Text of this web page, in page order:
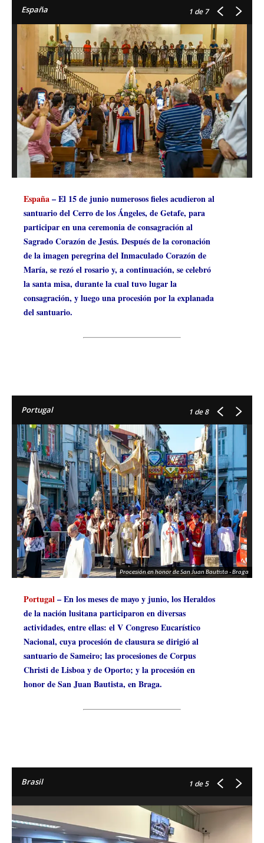
España 1 de 7
España– El 15 de junio numerosos fieles acudieron al
santuario del Cerro de los Ángeles, de Getafe, para
participar en una ceremonia de consagración al
Sagrado Corazón de Jesús. Después de la coronación
de la imagen peregrina del Inmaculado Corazón de
María, se rezó el rosario y, a continuación, se celebró
la santa misa, durante la cual tuvo lugar la
consagración, y luego una procesión por la explanada
del santuario.
Portugal 1 de 8
Procesión en honor de San Juan Bautista - Braga
Portugal– En los meses de mayo y junio, los Heraldos
de la nación lusitana participaron en diversas
actividades, entre ellas: el V Congreso Eucarístico
Nacional, cuya procesión de clausura se dirigió al
santuario de Sameiro; las procesiones de Corpus
Christi de Lisboa y de Oporto; y la procesión en
honor de San Juan Bautista, en Braga.
Brasil 1 de 5